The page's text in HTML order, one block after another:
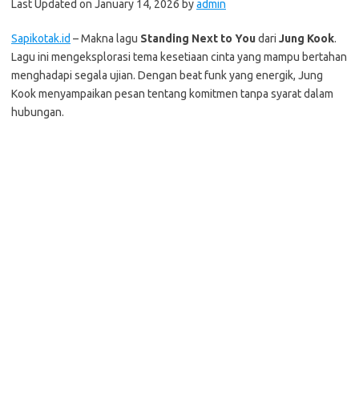
Last Updated on January 14, 2026 byadmin
Sapikotak.id – Makna lagu Standing Next to Youdari Jung Kook.
Lagu ini mengeksplorasi tema kesetiaan cinta yang mampu bertahan
menghadapi segala ujian. Dengan beat funk yang energik, Jung
Kook menyampaikan pesan tentang komitmen tanpa syarat dalam
hubungan.